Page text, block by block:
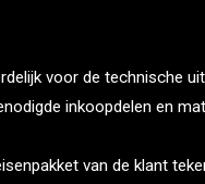
voor de technische
inkoopdelen en
van de klant